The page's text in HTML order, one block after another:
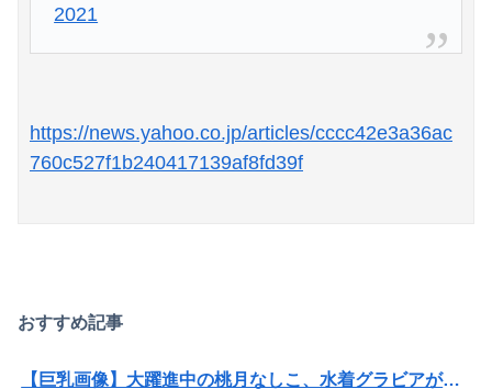
2021
https://news.yahoo.co.jp/articles/cccc42e3a36ac
760c527f1b240417139af8fd39f
おすすめ記事
【巨乳画像】大躍進中の桃月なしこ、水着グラビアがパーフェクトボディすぎるwwwwwww